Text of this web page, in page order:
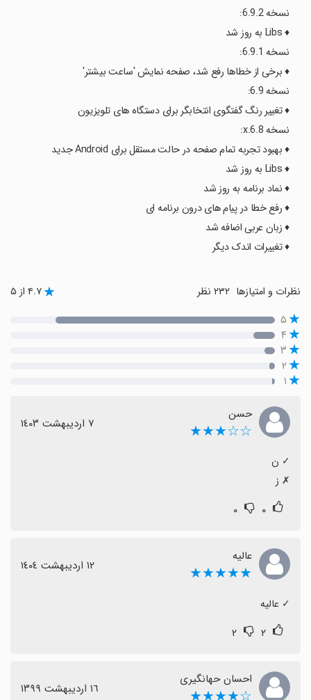
نسخه 6.9.2:
♦ Libs به روز شد
نسخه 6.9.1:
♦ برخی از خطاها رفع شد، صفحه نمایش 'ساعت بیشتر'
نسخه 6.9:
♦ تغییر رنگ گفتگوی انتخابگر برای دستگاه های تلویزیون
نسخه 6.8.x:
♦ بهبود تجربه تمام صفحه در حالت مستقل برای Android جدید
♦ Libs به روز شد
♦ نماد برنامه به روز شد
♦ رفع خطا در پیام های درون برنامه ای
♦ زبان عربی اضافه شد
♦ تغییرات اندک دیگر
نظرات و امتیازها ۴.۷ از ۵
۵
۴
۳
۲
۱
حسن
☆☆★★★ ٧ اردیبهشت ١٤٠٣
‏✗ ز
۰ ۰
عالیه
★★★★★ ١٢ اردیبهشت ١٤٠٤
‏✓ عالیه
۲ ۲
احسان حهانگیری
١٦ اردیبهشت ١٣٩٩